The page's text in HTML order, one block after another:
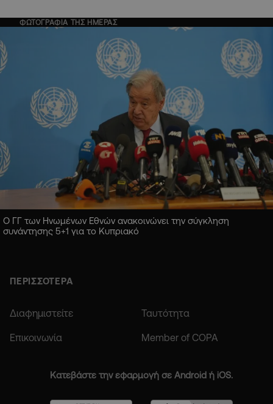
ΦΩΤΟΓΡΑΦΙΑ ΤΗΣ ΗΜΕΡΑΣ
Ο ΓΓ των Ηνωμένων Εθνών ανακοινώνει την σύγκληση
συνάντησης 5+1 για το Κυπριακό
ΠΕΡΙΣΣΟΤΕΡΑ
Διαφημιστείτε Ταυτότητα
Επικοινωνία Member of COPA
Κατεβάστε την εφαρμογή σε Android ή iOS.